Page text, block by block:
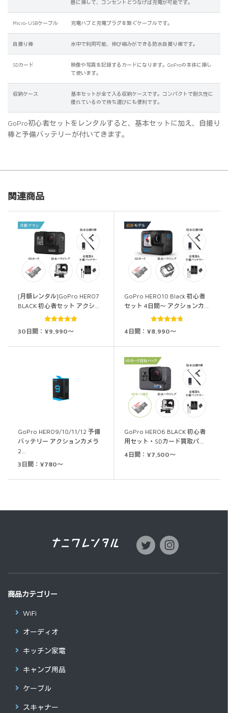
器に挿して、コンセントとつなげば充電が可能です。
Micro-USBケーブル 充電ハブと充電プラグを繋ぐケーブルです。
自撮り棒 水中で利用可能、伸び縮みができる防水自撮り棒です。
SDカード
映像や写真を記録するカードになります。GoProの本体に挿し
て使います。
収納ケース
基本セットが全て入る収納ケースです。コンパクトで耐久性に
優れているので持ち運びにも便利です。
GoPro初心者セットをレンタルすると、基本セットに加え、自撮り
棒と予備バッテリーが付いてきます。
関連商品
[月額レンタル]GoPro HERO7
BLACK 初心者セット アクシ…
30日間：¥9,990～
GoPro HERO10 Black 初心者
セット 4日間～ アクションカ…
4日間：¥8,990～
GoPro HERO9/10/11/12 予備
バッテリー アクションカメラ
2…
3日間：¥780～
GoPro HERO6 BLACK 初心者
用セット・SDカード買取パ…
4日間：¥7,500～
商品カテゴリー
WiFi
オーディオ
キッチン家電
キャンプ用品
ケーブル
スキャナー